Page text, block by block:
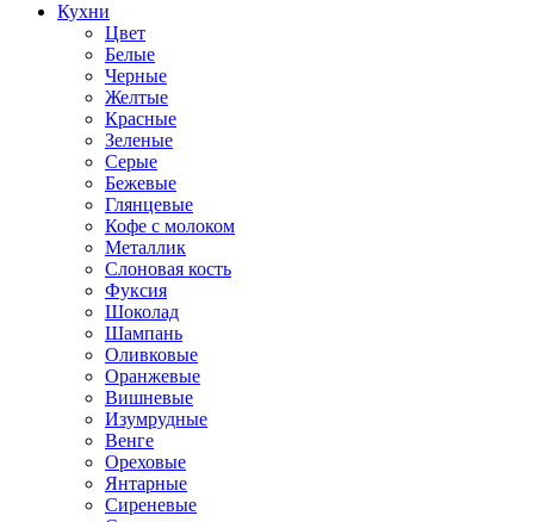
Кухни
Цвет
Белые
Черные
Желтые
Красные
Зеленые
Серые
Бежевые
Глянцевые
Кофе с молоком
Металлик
Слоновая кость
Фуксия
Шоколад
Шампань
Оливковые
Оранжевые
Вишневые
Изумрудные
Венге
Ореховые
Янтарные
Сиреневые